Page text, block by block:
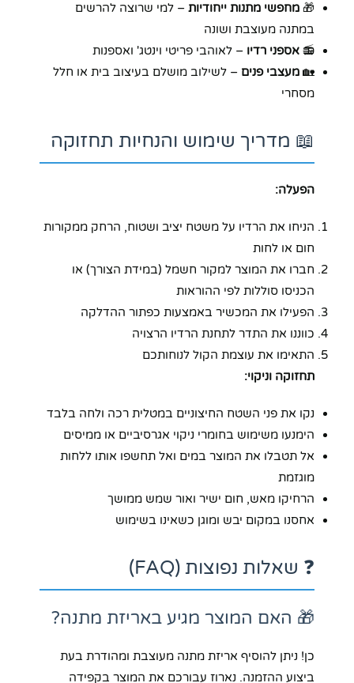
🎁 מחפשי מתנות ייחודיות – למי שרוצה להרשים
במתנה מעוצבת ושונה
📻 אספני רדיו – לאוהבי פריטי וינטג' ואספנות
🏡 מעצבי פנים – לשילוב מושלם בעיצוב בית או חלל
מסחרי
📖 מדריך שימוש והנחיות תחזוקה
הפעלה:
הניחו את הרדיו על משטח יציב ושטוח, הרחק ממקורות
חום או לחות
חברו את המוצר למקור חשמל (במידת הצורך) או
הכניסו סוללות לפי ההוראות
הפעילו את המכשיר באמצעות כפתור ההדלקה
כווננו את התדר לתחנת הרדיו הרצויה
התאימו את עוצמת הקול לנוחותכם
תחזוקה וניקוי:
נקו את פני השטח החיצוניים במטלית רכה ולחה בלבד
הימנעו משימוש בחומרי ניקוי אגרסיביים או ממיסים
אל תטבלו את המוצר במים ואל תחשפו אותו ללחות
מוגזמת
הרחיקו מאש, חום ישיר ואור שמש ממושך
אחסנו במקום יבש ומוגן כשאינו בשימוש
❓ שאלות נפוצות (FAQ)
🎁 האם המוצר מגיע באריזת מתנה?
כן! ניתן להוסיף אריזת מתנה מעוצבת ומהודרת בעת
ביצוע ההזמנה. נארוז עבורכם את המוצר בקפידה